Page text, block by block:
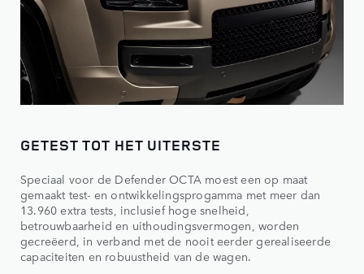
GETEST TOT HET UITERSTE
Speciaal voor de Defender OCTA moest een op maat
gemaakt test- en ontwikkelingsprogamma met meer dan
13.960 extra tests, inclusief hoge snelheid,
betrouwbaarheid en uithoudingsvermogen, worden
gecreëerd, in verband met de nooit eerder gerealiseerde
capaciteiten en robuustheid van de wagen.